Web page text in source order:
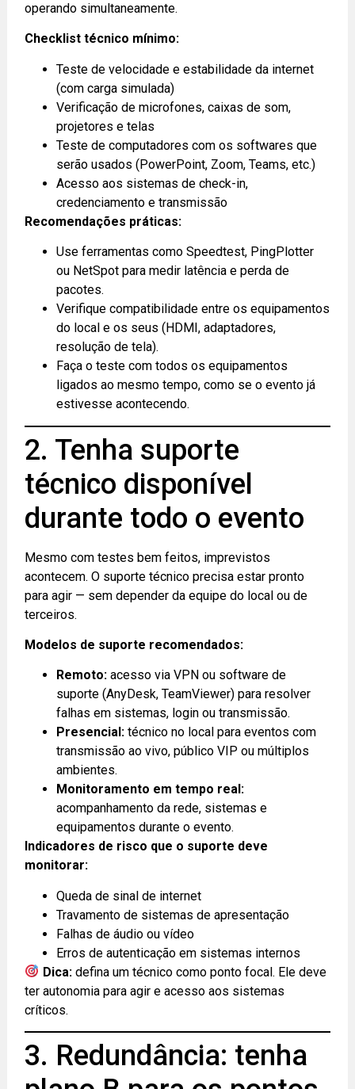
operando simultaneamente.
Checklist técnico mínimo:
Teste de velocidade e estabilidade da internet
(com carga simulada)
Verificação de microfones, caixas de som,
projetores e telas
Teste de computadores com os softwares que
serão usados (PowerPoint, Zoom, Teams, etc.)
Acesso aos sistemas de check-in,
credenciamento e transmissão
Recomendações práticas:
Use ferramentas como Speedtest, PingPlotter
ou NetSpot para medir latência e perda de
pacotes.
Verifique compatibilidade entre os equipamentos
do local e os seus (HDMI, adaptadores,
resolução de tela).
Faça o teste com todos os equipamentos
ligados ao mesmo tempo, como se o evento já
estivesse acontecendo.
2. Tenha suporte
técnico disponível
durante todo o evento
Mesmo com testes bem feitos, imprevistos
acontecem. O suporte técnico precisa estar pronto
para agir — sem depender da equipe do local ou de
terceiros.
Modelos de suporte recomendados:
Remoto: acesso via VPN ou software de
suporte (AnyDesk, TeamViewer) para resolver
falhas em sistemas, login ou transmissão.
Presencial: técnico no local para eventos com
transmissão ao vivo, público VIP ou múltiplos
ambientes.
Monitoramento em tempo real:
acompanhamento da rede, sistemas e
equipamentos durante o evento.
Indicadores de risco que o suporte deve
monitorar:
Queda de sinal de internet
Travamento de sistemas de apresentação
Falhas de áudio ou vídeo
Erros de autenticação em sistemas internos
Dica:defina um técnico como ponto focal. Ele deve
ter autonomia para agir e acesso aos sistemas
críticos.
3. Redundância: tenha